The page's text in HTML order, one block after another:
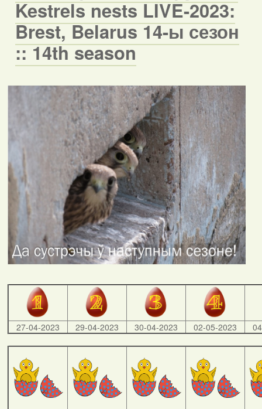
Kestrels nests LIVE-2023:
Brest, Belarus 14-ы сезон
:: 14th season
27-04-2023 29-04-2023 30-04-2023 02-05-2023